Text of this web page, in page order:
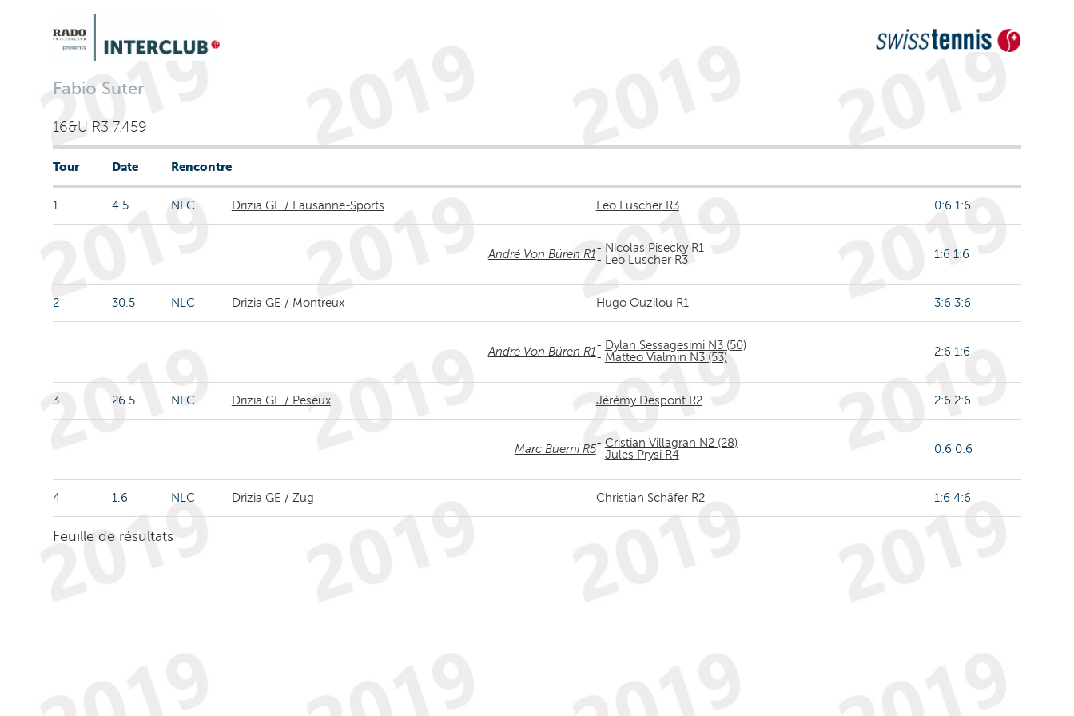
Fabio Suter
16&U R3 7.459
Tour Date Rencontre
1 4.5 NLC Drizia GE / Lausanne-Sports Leo Luscher R3 0:6 1:6
André Von Büren R1- Nicolas Pisecky R1
-
Leo Luscher R3 1:6 1:6
2 30.5 NLC Drizia GE / Montreux Hugo Ouzilou R1 3:6 3:6
André Von Büren R1- Dylan Sessagesimi N3 (50)
- Matteo Vialmin N3 (53) 2:6 1:6
3 26.5 NLC Drizia GE / Peseux Jérémy Despont R2 2:6 2:6
Marc Buemi R5- Cristian Villagran N2 (28)
- Jules Prysi R4 0:6 0:6
4 1.6 NLC Drizia GE / Zug Christian Schäfer R2 1:6 4:6
Feuille de résultats